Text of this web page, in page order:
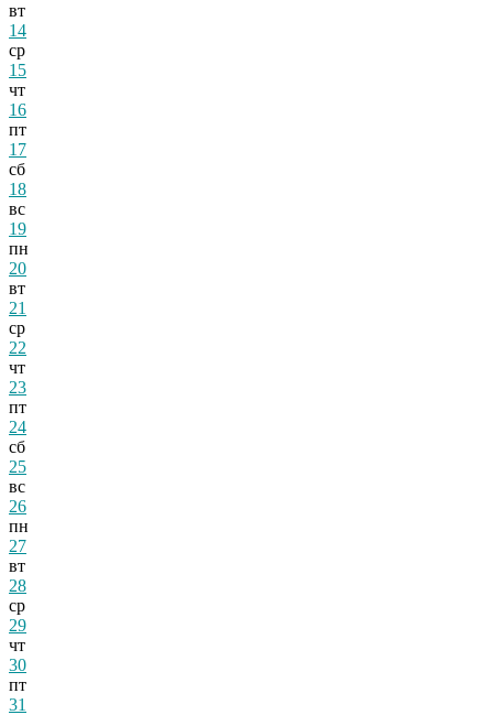
вт
14
ср
15
чт
16
пт
17
сб
18
вс
19
пн
20
вт
21
ср
22
чт
23
пт
24
сб
25
вс
26
пн
27
вт
28
ср
29
чт
30
пт
31